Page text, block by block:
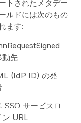
トされたメタデー
ルドには次のもの
ます:
動先
(IdP ID) の発
SSO サービスロ
ン URL